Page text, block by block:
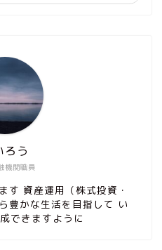
機関職員
ろう
す 資産運用（株式投資・
豊かな生活を目指して い
できますように